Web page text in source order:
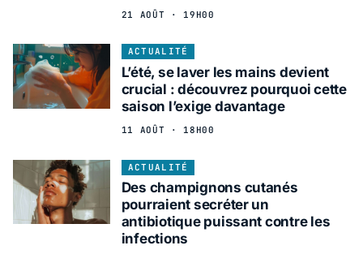
21 AOÛT · 19H00
ACTUALITÉ
L’été, se laver les mains devient
crucial : découvrez pourquoi cette
saison l’exige davantage
11 AOÛT · 18H00
ACTUALITÉ
Des champignons cutanés
pourraient secréter un
antibiotique puissant contre les
infections